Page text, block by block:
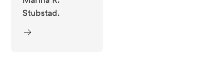
Stubstad.